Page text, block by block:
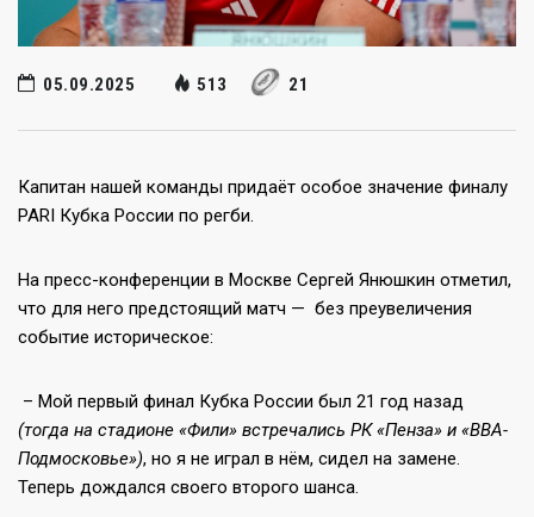
05.09.2025 513 21
Капитан нашей команды придаёт особое значение финалу
PARI Кубка России по регби.
На пресс-конференции в Москве Сергей Янюшкин отметил,
что для него предстоящий матч — без преувеличения
событие историческое:
– Мой первый финал Кубка России был 21 год назад
(тогда на стадионе «Фили» встречались РК «Пенза» и «ВВА-
Подмосковье»), но я не играл в нём, сидел на замене.
Теперь дождался своего второго шанса.